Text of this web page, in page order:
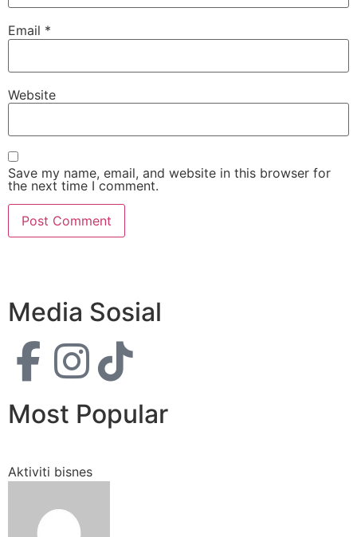
Email *
Website
Save my name, email, and website in this browser for
the next time I comment.
Media Sosial
Most Popular
Aktiviti bisnes